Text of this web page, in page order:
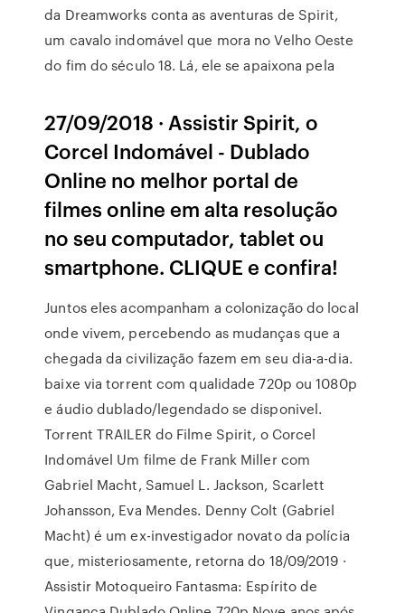
da Dreamworks conta as aventuras de Spirit,
um cavalo indomável que mora no Velho Oeste
do fim do século 18. Lá, ele se apaixona pela
27/09/2018 · Assistir Spirit, o
Corcel Indomável - Dublado
Online no melhor portal de
filmes online em alta resolução
no seu computador, tablet ou
smartphone. CLIQUE e confira!
Juntos eles acompanham a colonização do local
onde vivem, percebendo as mudanças que a
chegada da civilização fazem em seu dia-a-dia.
baixe via torrent com qualidade 720p ou 1080p
e áudio dublado/legendado se disponivel.
Torrent TRAILER do Filme Spirit, o Corcel
Indomável Um filme de Frank Miller com
Gabriel Macht, Samuel L. Jackson, Scarlett
Johansson, Eva Mendes. Denny Colt (Gabriel
Macht) é um ex-investigador novato da polícia
que, misteriosamente, retorna do 18/09/2019 ·
Assistir Motoqueiro Fantasma: Espírito de